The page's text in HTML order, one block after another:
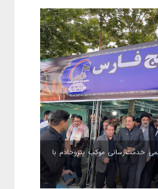
خدمت‌رسانی موکب پتروخادم با